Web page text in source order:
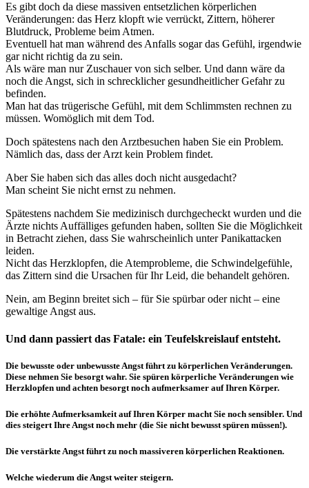
Es gibt doch da diese massiven entsetzlichen körperlichen
Veränderungen: das Herz klopft wie verrückt, Zittern, höherer
Blutdruck, Probleme beim Atmen.
Eventuell hat man während des Anfalls sogar das Gefühl, irgendwie
gar nicht richtig da zu sein.
Als wäre man nur Zuschauer von sich selber. Und dann wäre da
noch die Angst, sich in schrecklicher gesundheitlicher Gefahr zu
befinden.
Man hat das trügerische Gefühl, mit dem Schlimmsten rechnen zu
müssen. Womöglich mit dem Tod.
Doch spätestens nach den Arztbesuchen haben Sie ein Problem.
Nämlich das, dass der Arzt kein Problem findet.
Aber Sie haben sich das alles doch nicht ausgedacht?
Man scheint Sie nicht ernst zu nehmen.
Spätestens nachdem Sie medizinisch durchgecheckt wurden und die
Ärzte nichts Auffälliges gefunden haben, sollten Sie die Möglichkeit
in Betracht ziehen, dass Sie wahrscheinlich unter Panikattacken
leiden.
Nicht das Herzklopfen, die Atemprobleme, die Schwindelgefühle,
das Zittern sind die Ursachen für Ihr Leid, die behandelt gehören.
Nein, am Beginn breitet sich – für Sie spürbar oder nicht – eine
gewaltige Angst aus.
Und dann passiert das Fatale: ein Teufelskreislauf entsteht.
Die bewusste oder unbewusste Angst führt zu körperlichen Veränderungen.
Diese nehmen Sie besorgt wahr. Sie spüren körperliche Veränderungen wie
Herzklopfen und achten besorgt noch aufmerksamer auf Ihren Körper.
Die erhöhte Aufmerksamkeit auf Ihren Körper macht Sie noch sensibler. Und
dies steigert Ihre Angst noch mehr (die Sie nicht bewusst spüren müssen!).
Die verstärkte Angst führt zu noch massiveren körperlichen Reaktionen.
Welche wiederum die Angst weiter steigern.